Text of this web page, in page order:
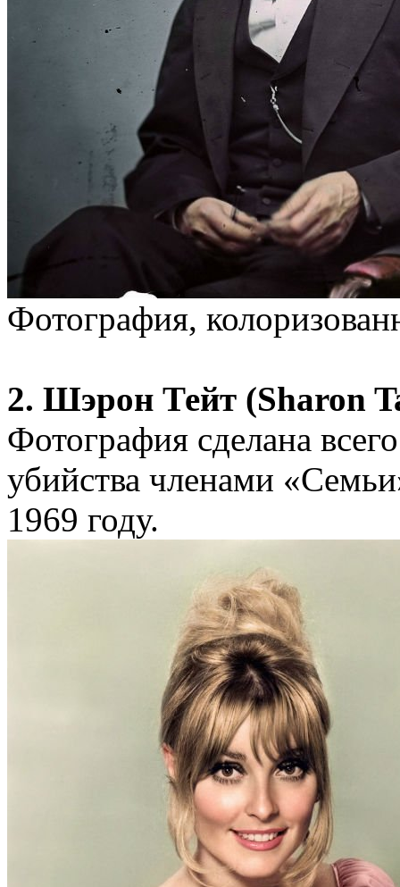
Фотография,
2. Шэрон Тейт (Sharon
Фотография сделана
убийства членами
1969 году.